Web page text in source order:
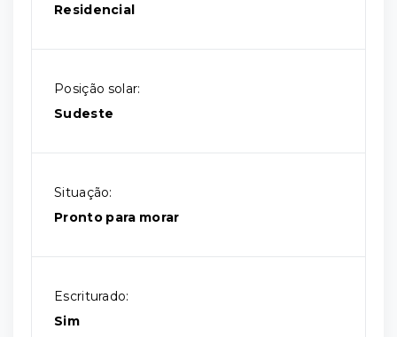
Residencial
Posição solar:
Sudeste
Situação:
Pronto para morar
Escriturado:
Sim